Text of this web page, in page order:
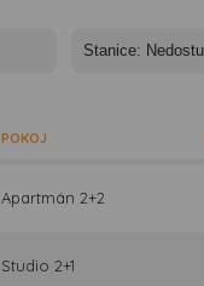
POKOJ
Apartmán 2+2
Studio 2+1